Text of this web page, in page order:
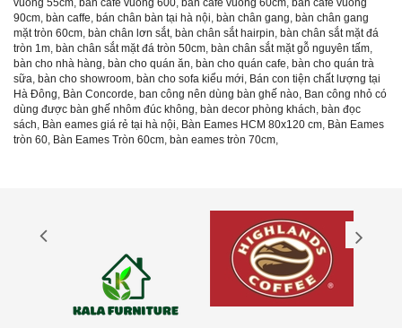
vuông 55cm, bàn cafe vuông 600, bàn cafe vuông 60cm, bàn cafe vuông
90cm, bàn caffe, bán chân bàn tại hà nội, bàn chân gang, bàn chân gang
mặt tròn 60cm, bàn chân lơn sắt, bàn chân sắt hairpin, bàn chân sắt mặt đá
tròn 1m, bàn chân sắt mặt đá tròn 50cm, bàn chân sắt mặt gỗ nguyên tấm,
bàn cho nhà hàng, bàn cho quán ăn, bàn cho quán cafe, bàn cho quán trà
sữa, bàn cho showroom, bàn cho sofa kiểu mới, Bán con tiện chất lượng tại
Hà Đông, Bàn Concorde, ban công nên dùng bàn ghế nào, Ban công nhỏ có
dùng được bàn ghế nhôm đúc không, bàn decor phòng khách, bàn đọc
sách, Bàn eames giá rẻ tại hà nội, Bàn Eames HCM 80x120 cm, Bàn Eames
tròn 60, Bàn Eames Tròn 60cm, bàn eames tròn 70cm,